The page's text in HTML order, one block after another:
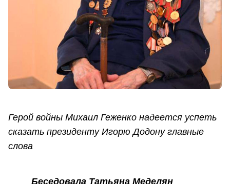
Герой войны Михаил Геженко надеется успеть
сказать президенту Игорю Додону главные
слова
Беседовала Татьяна Меделян